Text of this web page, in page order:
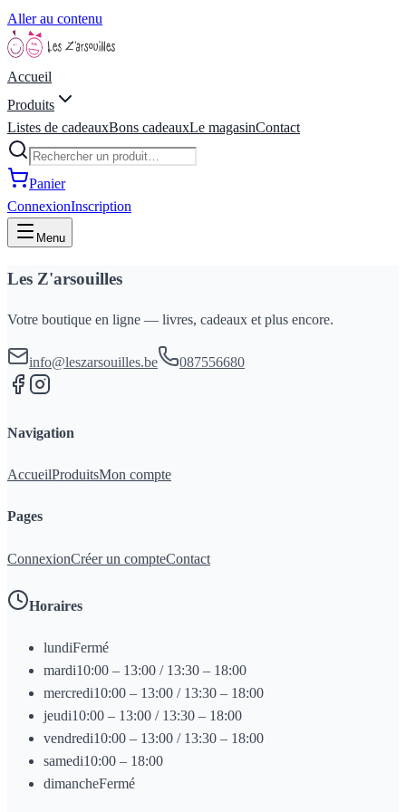
Aller au contenu
Accueil
Produits
Listes de cadeauxBons cadeauxLe magasinContact
Panier
ConnexionInscription
Menu
Les Z'arsouilles
Votre boutique en ligne — livres, cadeaux et plus encore.
info@leszarsouilles.be 087556680
Navigation
AccueilProduitsMon compte
Pages
ConnexionCréer un compteContact
Horaires
lundiFermé
mardi10:00 – 13:00 / 13:30 – 18:00
mercredi10:00 – 13:00 / 13:30 – 18:00
jeudi10:00 – 13:00 / 13:30 – 18:00
vendredi10:00 – 13:00 / 13:30 – 18:00
samedi10:00 – 18:00
dimancheFermé